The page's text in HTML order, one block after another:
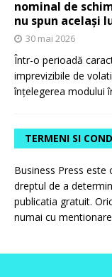
nominal de
nu spun același
30 mai 2026
Într-o perioadă
imprevizibile de
înțelegerea modului
TERMENI SI
Business Press este
dreptul de a
publicatia gratuit.
numai cu